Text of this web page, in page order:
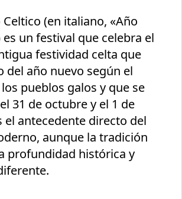
Celtico (en italiano, «Año
es un festival que celebra el
festividad celta que
del año nuevo según el
pueblos galos y que se
31 de octubre y el 1 de
el antecedente directo del
aunque la tradición
profundidad histórica y